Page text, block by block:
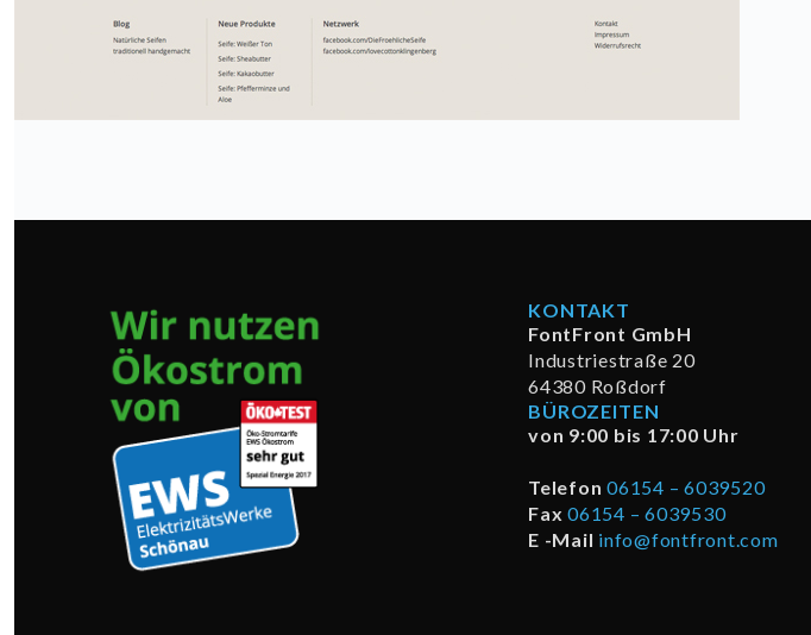
KONTAKT
FontFront GmbH
Industriestraße 20
64380 Roßdorf
BÜROZEITEN
von 9:00 bis 17:00 Uhr
Telefon 06154 – 6039520
Fax 06154 – 6039530
E -Mail info@fontfront.com